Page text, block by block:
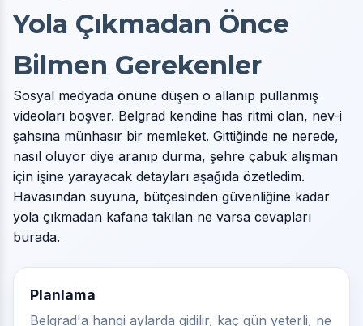
Yola Çıkmadan Önce
Bilmen Gerekenler
Sosyal medyada önüne düşen o allanıp pullanmış
videoları boşver. Belgrad kendine has ritmi olan, nev-i
şahsına münhasır bir memleket. Gittiğinde ne nerede,
nasıl oluyor diye aranıp durma, şehre çabuk alışman
için işine yarayacak detayları aşağıda özetledim.
Havasından suyuna, bütçesinden güvenliğine kadar
yola çıkmadan kafana takılan ne varsa cevapları
burada.
Planlama
Belgrad'a hangi aylarda gidilir, kaç gün yeterli, ne